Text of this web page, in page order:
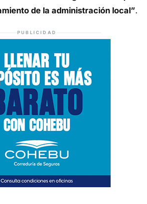
de la administración local”.
PUBLICIDAD